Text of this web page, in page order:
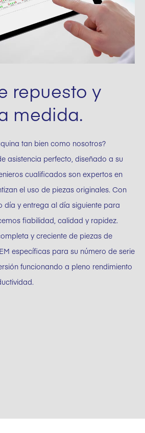
repuesto y
medida.
tan bien como nosotros?
asistencia perfecto, diseñado a su
cualificados son expertos en
el uso de piezas originales. Con
día y entrega al día siguiente para
fiabilidad, calidad y rapidez.
y creciente de piezas de
específicas para su número de serie
funcionando a pleno rendimiento